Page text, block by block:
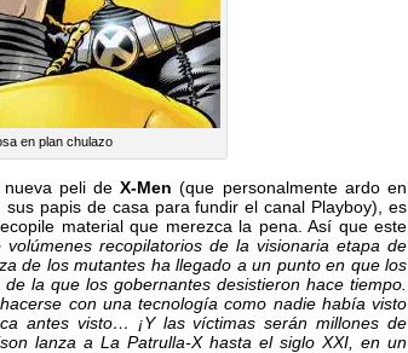
en plan chulazo
nueva peli deX-Men (que personalmente ardo en
papis de casa para fundir el canal Playboy), es
material que merezca la pena. Así que este
recopilatorios de la visionaria etapa de
de los mutantes ha llegado a un punto en que los
la que los gobernantes desistieron hace tiempo.
con una tecnología como nadie había visto
antes visto… ¡Y las víctimas serán millones de
lanza a La Patrulla-X hasta el siglo XXI, en un